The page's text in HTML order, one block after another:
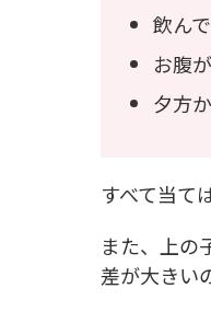
飲ん
お腹
夕方
すべて当て
また、上の
差が大きい